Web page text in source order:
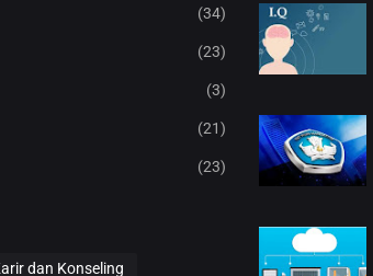
(34)
(23)
(3)
(21)
(23)
dan Konseling